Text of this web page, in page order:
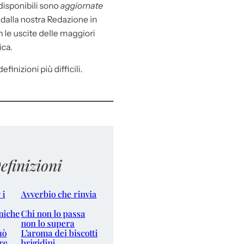
sonoaggiornate
dalla nostra Redazione in
le uscite delle maggiori
più difficili.
i
Avverbio che rinvia
Chi non lo passa
non lo supera
L’aroma dei biscotti